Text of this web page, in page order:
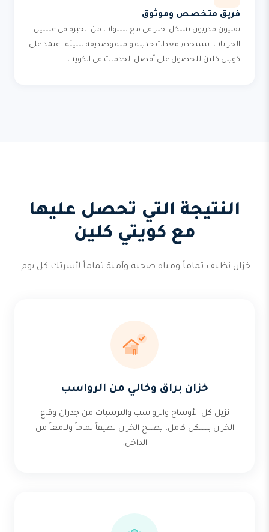
فريق متخصص وموثوق
تقنيون مدربون بشكل احترافي مع سنوات من الخبرة في غسيل
الخزانات. نستخدم معدات حديثة وآمنة وصديقة للبيئة. اعتمد على
كويتي كلين للحصول على أفضل الخدمات في الكويت.
النتيجة التي تحصل عليها
مع كويتي كلين
خزان نظيف تماماً ومياه صحية وآمنة تماماً لأسرتك كل يوم.
خزان براق وخالي من الرواسب
نزيل كل الأوساخ والرواسب والترسبات من جدران وقاع
الخزان بشكل كامل. يصبح الخزان نظيفاً تماماً ولامعاً من
الداخل.